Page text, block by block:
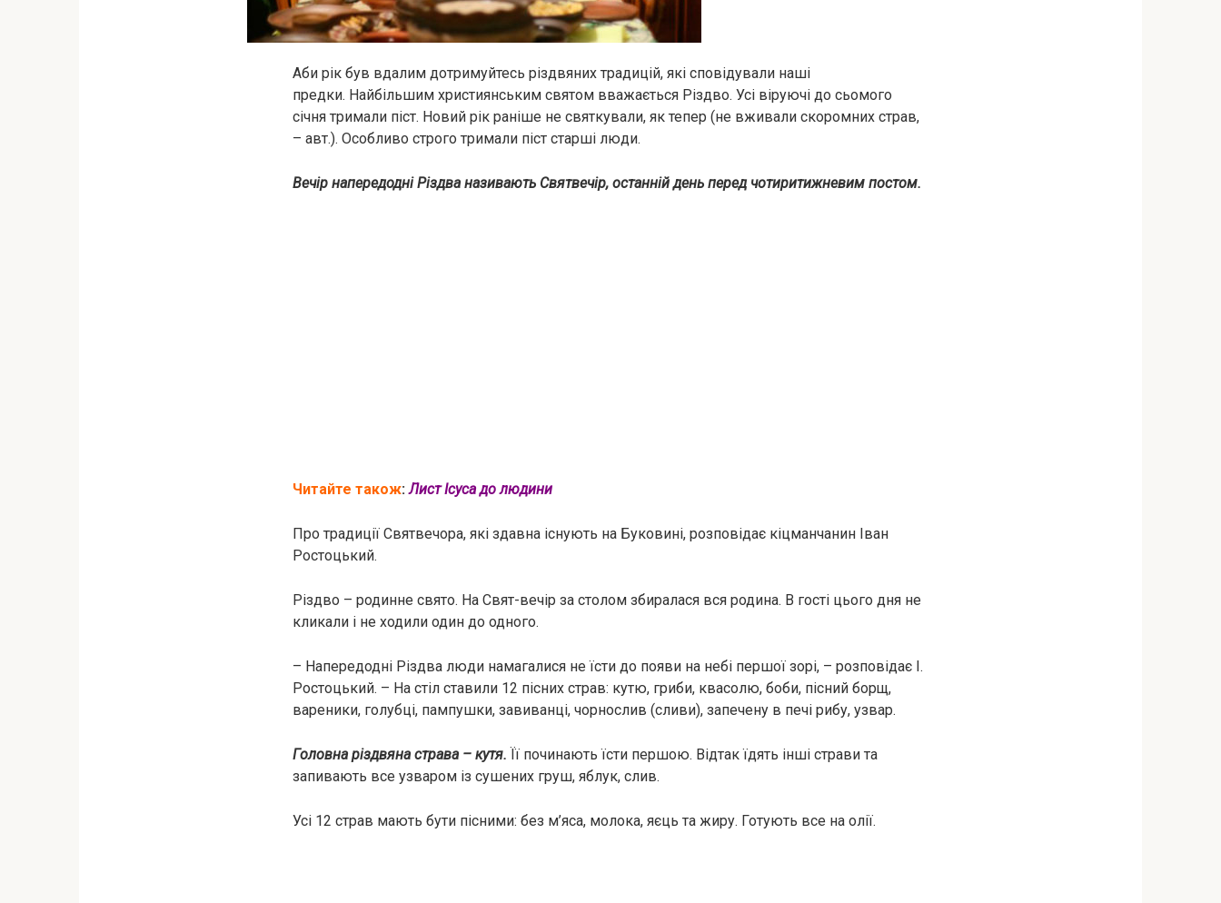
Аби рік був вдалим дотримуйтесь різдвяних традицій, які сповідували наші
предки. Найбільшим християнським святом вважається Різдво. Усі віруючі до сьомого
січня тримали піст. Новий рік раніше не святкували, як тепер (не вживали скоромних страв,
– авт.). Особливо строго тримали піст старші люди.
Вечір напередодні Різдва називають Святвечір, останній день перед чотиритижневим постом.
Читайте також: Лист Ісуса до людини
Про традиції Святвечора, які здавна існують на Буковині, розповідає кіцманчанин Іван
Ростоцький.
Різдво – родинне свято. На Свят-вечір за столом збиралася вся родина. В гості цього дня не
кликали і не ходили один до одного.
– Напередодні Різдва люди намагалися не їсти до появи на небі першої зорі, – розповідає І.
Ростоцький. – На стіл ставили 12 пісних страв: кутю, гриби, квасолю, боби, пісний борщ,
вареники, голубці, пампушки, завиванці, чорнослив (сливи), запечену в печі рибу, узвар.
Головна різдвяна страва – кутя. Її починають їсти першою. Відтак їдять інші страви та
запивають все узваром із сушених груш, яблук, слив.
Усі 12 страв мають бути пісними: без м’яса, молока, яєць та жиру. Готують все на олії.